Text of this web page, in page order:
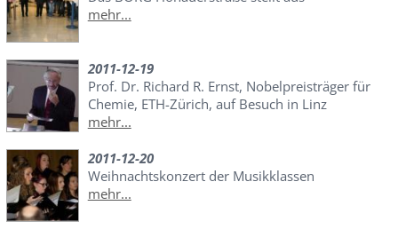
mehr...
2011-12-19
Prof. Dr. Richard R. Ernst, Nobelpreisträger für
Chemie, ETH-Zürich, auf Besuch in Linz
mehr...
2011-12-20
Weihnachtskonzert der Musikklassen
mehr...